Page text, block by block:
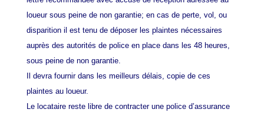
loueur sous peine de non garantie; en cas de perte, vol, ou
disparition il est tenu de déposer les plaintes nécessaires
auprès des autorités de police en place dans les 48 heures,
sous peine de non garantie.
Il devra fournir dans les meilleurs délais, copie de ces
plaintes au loueur.
Le locataire reste libre de contracter une police d’assurance